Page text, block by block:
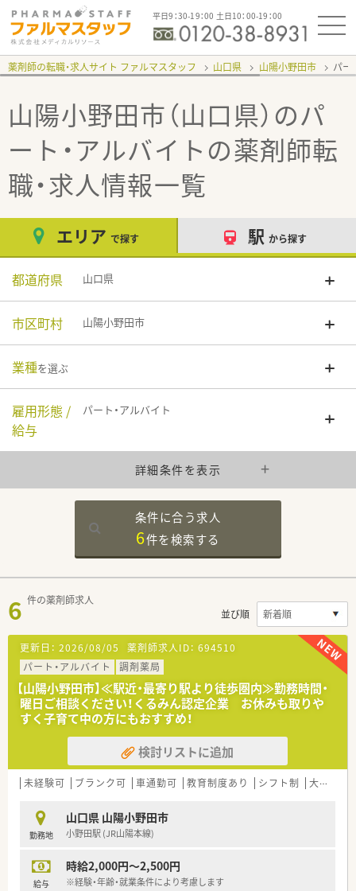
平日9：30-19：00 土日10：00-19：00
薬剤師の転職・求人サイト ファルマスタッフ 山口県 山陽小野田市 パー
山陽小野田市（山口県）のパ
ート・アルバイトの薬剤師転
職・求人情報一覧
エリア で探す 駅 から探す
都道府県 山口県
市区町村 山陽小野田市
業種を選ぶ
雇用形態 /
給与
パート・アルバイト
詳細条件を表示
条件に合う求人
6件を検索する
6 件の薬剤師求人
並び順
更新日： 2026/08/05 薬剤師求人ID： 694510
パート・アルバイト
調剤薬局
【山陽小野田市】≪駅近・最寄り駅より徒歩圏内≫勤務時間・
曜日ご相談ください！くるみん認定企業 お休みも取りや
すく子育て中の方にもおすすめ！
検討リストに追加
未経験可 ブランク可 車通勤可 教育制度あり シフト制 大手チェーン以外
勤務地
山口県 山陽小野田市
小野田駅 (JR山陽本線)
給与
時給2,000円～2,500円
※経験・年齢・就業条件により考慮します